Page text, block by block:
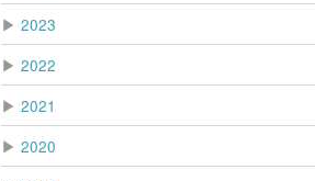
▶ 2023
▶ 2022
▶ 2021
▶ 2020